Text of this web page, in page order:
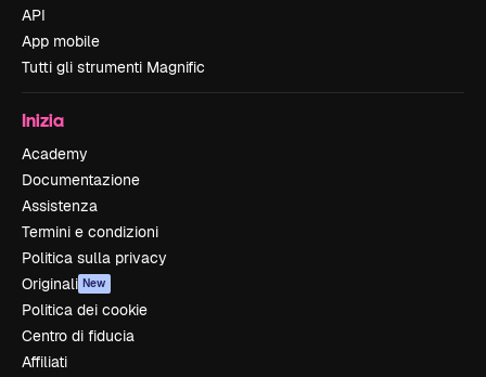
API
App mobile
Tutti gli strumenti Magnific
Inizia
Academy
Documentazione
Assistenza
Termini e condizioni
Politica sulla privacy
Originali New
Politica dei cookie
Centro di fiducia
Affiliati